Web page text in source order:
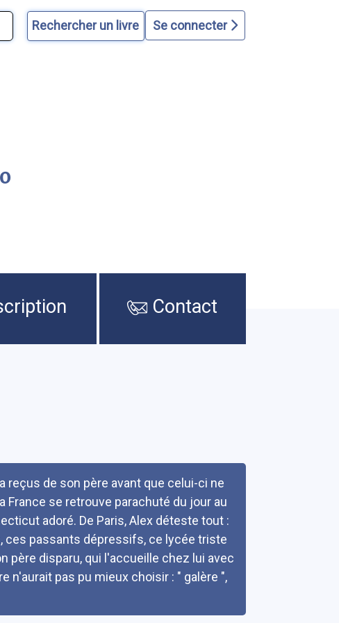
Se connecter
Contact
reçus de son père avant que celui-ci ne
France se retrouve parachuté du jour au
adoré. De Paris, Alex déteste tout :
ces passants dépressifs, ce lycée triste
père disparu, qui l'accueille chez lui avec
n'aurait pas pu mieux choisir : " galère ",